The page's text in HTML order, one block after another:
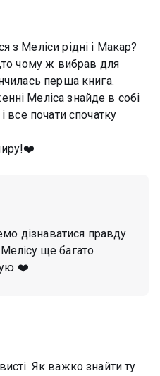
з Меліси рідні і Макар?
чому ж вибрав для
перша книга.
Меліса знайде в собі
все почати спочатку
дізнаватися правду
ще багато
❤️
Як важко знайти ту